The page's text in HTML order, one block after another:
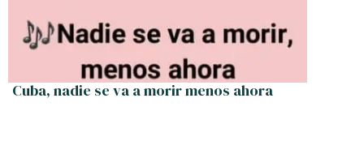
Cuba, nadie se va a morir menos ahora